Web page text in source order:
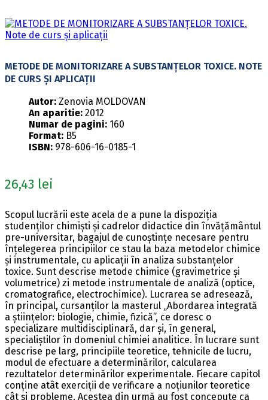
METODE DE MONITORIZARE A SUBSTANȚELOR TOXICE. NOTE
DE CURS ȘI APLICAȚII
Autor: Zenovia MOLDOVAN
An aparitie: 2012
Numar de pagini: 160
Format: B5
ISBN: 978-606-16-0185-1
26,43 lei
Scopul lucrării este acela de a pune la dispoziția
studenților chimiști și cadrelor didactice din învățământul
pre-universitar, bagajul de cunoștințe necesare pentru
înțelegerea principiilor ce stau la baza metodelor chimice
și instrumentale, cu aplicații în analiza substanțelor
toxice. Sunt descrise metode chimice (gravimetrice și
volumetrice) zi metode instrumentale de analiză (optice,
cromatografice, electrochimice). Lucrarea se adresează,
în principal, cursanților la masterul „Abordarea integrată
a științelor: biologie, chimie, fizică”, ce doresc o
specializare multidisciplinară, dar și, în general,
specialiștilor în domeniul chimiei analitice. În lucrare sunt
descrise pe larg, principiile teoretice, tehnicile de lucru,
modul de efectuare a determinărilor, calcularea
rezultatelor determinărilor experimentale. Fiecare capitol
conține atât exerciții de verificare a noțiunilor teoretice
cât și probleme. Acestea din urmă au fost concepute ca